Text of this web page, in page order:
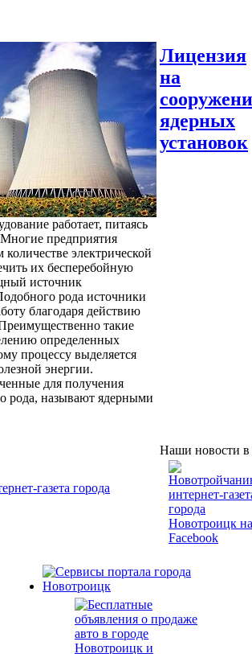
работает, питаясь
предприятия
электрической
их бесперебойную
источник
рода источники
благодаря действию
такие
определенных
процессу выделяется
энергии.
для получения
рода, называют ядерными
Лицензия
на
ядерных
установок
Наши новости в